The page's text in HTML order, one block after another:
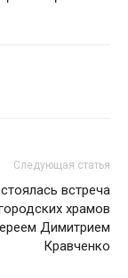
Следующая статья
встреча
храмов
Димитрием
Кравченко